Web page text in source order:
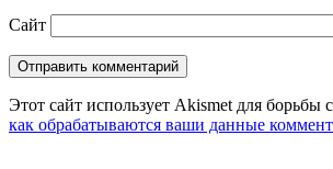
Сайт
Этот сайт использует Akismet для борьбы
как обрабатываются ваши данные